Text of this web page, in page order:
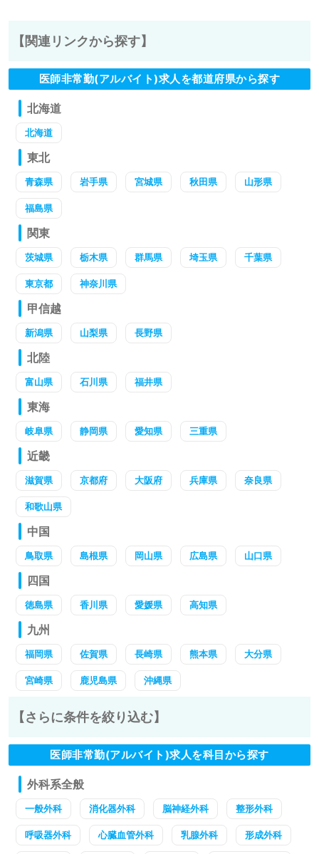
【関連リンクから探す】
医師非常勤(アルバイト)求人を都道府県から探す
北海道
北海道
東北
青森県 岩手県 宮城県 秋田県 山形県
福島県
関東
茨城県 栃木県 群馬県 埼玉県 千葉県
東京都 神奈川県
甲信越
新潟県 山梨県 長野県
北陸
富山県 石川県 福井県
東海
岐阜県 静岡県 愛知県 三重県
近畿
滋賀県 京都府 大阪府 兵庫県 奈良県
和歌山県
中国
鳥取県 島根県 岡山県 広島県 山口県
四国
徳島県 香川県 愛媛県 高知県
九州
福岡県 佐賀県 長崎県 熊本県 大分県
宮崎県 鹿児島県 沖縄県
【さらに条件を絞り込む】
医師非常勤(アルバイト)求人を科目から探す
外科系全般
一般外科 消化器外科 脳神経外科 整形外科
呼吸器外科 心臓血管外科 乳腺外科 形成外科